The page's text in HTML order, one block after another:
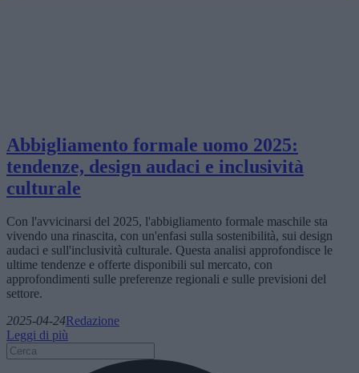
Abbigliamento formale uomo 2025:
tendenze, design audaci e inclusività
culturale
Con l'avvicinarsi del 2025, l'abbigliamento formale maschile sta
vivendo una rinascita, con un'enfasi sulla sostenibilità, sui design
audaci e sull'inclusività culturale. Questa analisi approfondisce le
ultime tendenze e offerte disponibili sul mercato, con
approfondimenti sulle preferenze regionali e sulle previsioni del
settore.
2025-04-24Redazione
Leggi di più